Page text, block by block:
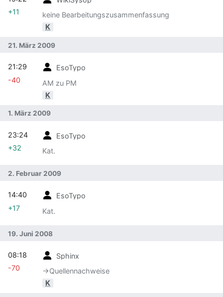
keine Bearbeitungszusammenfassung
K
+11
21. März 2009
EsoTypo
AM zu PM
K
21:29
-40
1. März 2009
EsoTypo
Kat.
23:24
+32
2. Februar 2009
EsoTypo
Kat.
14:40
+17
19. Juni 2008
Sphinx
→‎Quellennachweise
K
08:18
-70